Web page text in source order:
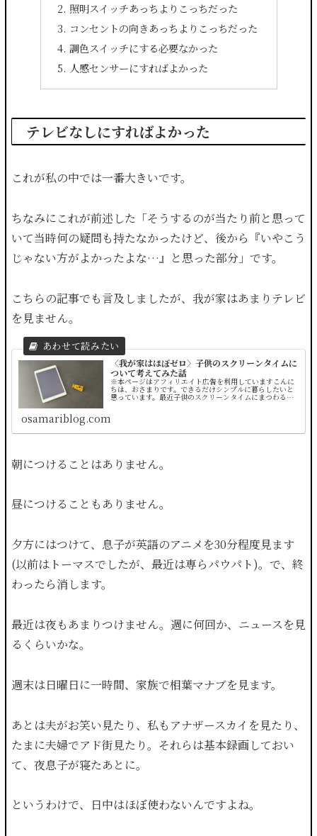
照明スイッチあっちよりこっちだった
コンセントの向きあっちよりこっちだった
調色スイッチにする必要なかった
人感センサーにすればよかった
テレビなしにすればよかった
これが私の中では一番大きいです。
ちなみにこれが前述した「そうするのが当たり前と思って
いて当時何の疑問も持たなかったけど、後から『いやこう
じゃない方がよかったよな…』と思った部分」です。
こちらの記事でも言及しましたが、我が家はあまりテレビ
を見ません。
〈我が家はほぼゼロ〉子供のスクリーンタイムに
ついて考えてみた話
※本ページはアフィリエイト広告を利用していますこんに
ちは、おさまりです。できるだけシンプルに暮らしたいと
思っています。最近子供のスクリーンタイムにまつわる印
osamariblog.com
朝につけることはありません。
昼につけることもありません。
夕方にはつけて、息子が英語のアニメを30分程度見ます
(以前はトーマスでしたが、最近は専らパウパト)。で、終
わったら消します。
最近は夜もあまりつけません。週に何回か、ニュースを見
るくらいかな。
週末は日曜日に一時間、家族で相葉マナブを見ます。
あとは夫がお笑い見たり、私もアナザースカイを見たり、
たまに夫婦でアド街見たり。それらは基本録画しておい
て、夜息子が寝たあとに。
というわけで、日中はほぼ使わないんですよね。